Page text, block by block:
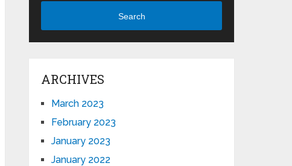
Search
ARCHIVES
March 2023
February 2023
January 2023
January 2022